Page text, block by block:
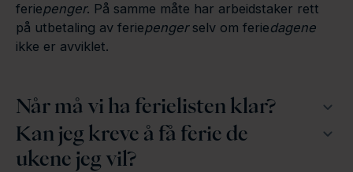
feriepenger. På samme måte har arbeidstaker rett
på utbetaling av feriepengerselv om feriedagene
ikke er avviklet.
Når må vi ha ferielisten klar?
Kan jeg kreve å få ferie de
ukene jeg vil?